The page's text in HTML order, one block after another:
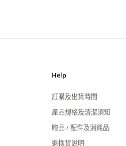
Help
訂購及出貨時間
產品規格及清潔須知
贈品 / 配件及消耗品
退換貨說明